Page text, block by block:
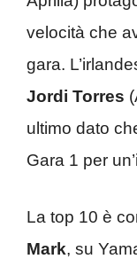
velocità che
gara.
Jordi Torres
ultimo dato
Gara 1 per
La top 10 è
Mark, su